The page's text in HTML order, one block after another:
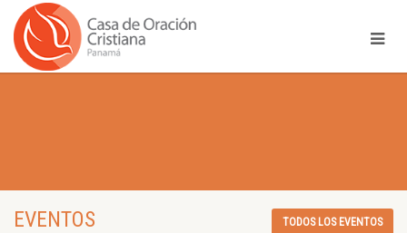
EVENTOS TODOS LOS EVENTOS